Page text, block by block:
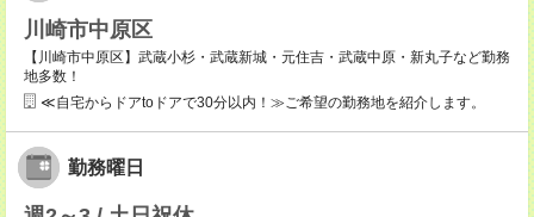
川崎市中原区
【川崎市中原区】武蔵小杉・武蔵新城・元住吉・武蔵中原・新丸子など勤務
地多数！
≪自宅からドアtoドアで30分以内！≫ご希望の勤務地を紹介します。
勤務曜日